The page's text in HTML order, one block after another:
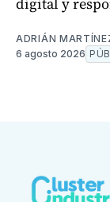
ADRIÁN
6 agosto 2026